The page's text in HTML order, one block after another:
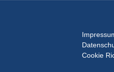
Cookie